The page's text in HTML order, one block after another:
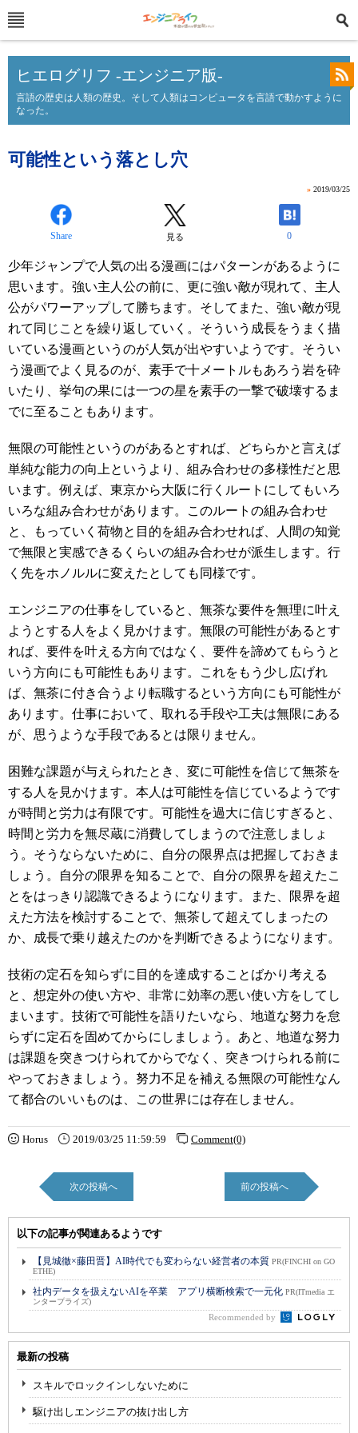
ヒエログリフ -エンジニア版-
言語の歴史は人類の歴史。そして人類はコンピュータを言語で動かすように
なった。
可能性という落とし穴
» 2019/03/25
Share 見る 0
少年ジャンプで人気の出る漫画にはパターンがあるように
思います。強い主人公の前に、更に強い敵が現れて、主人
公がパワーアップして勝ちます。そしてまた、強い敵が現
れて同じことを繰り返していく。そういう成長をうまく描
いている漫画というのが人気が出やすいようです。そうい
う漫画でよく見るのが、素手で十メートルもあろう岩を砕
いたり、挙句の果には一つの星を素手の一撃で破壊するま
でに至ることもあります。
無限の可能性というのがあるとすれば、どちらかと言えば
単純な能力の向上というより、組み合わせの多様性だと思
います。例えば、東京から大阪に行くルートにしてもいろ
いろな組み合わせがあります。このルートの組み合わせ
と、もっていく荷物と目的を組み合わせれば、人間の知覚
で無限と実感できるくらいの組み合わせが派生します。行
く先をホノルルに変えたとしても同様です。
エンジニアの仕事をしていると、無茶な要件を無理に叶え
ようとする人をよく見かけます。無限の可能性があるとす
れば、要件を叶える方向ではなく、要件を諦めてもらうと
いう方向にも可能性もあります。これをもう少し広げれ
ば、無茶に付き合うより転職するという方向にも可能性が
あります。仕事において、取れる手段や工夫は無限にある
が、思うような手段であるとは限りません。
困難な課題が与えられたとき、変に可能性を信じて無茶を
する人を見かけます。本人は可能性を信じているようです
が時間と労力は有限です。可能性を過大に信じすぎると、
時間と労力を無尽蔵に消費してしまうので注意しましょ
う。そうならないために、自分の限界点は把握しておきま
しょう。自分の限界を知ることで、自分の限界を超えたこ
とをはっきり認識できるようになります。また、限界を超
えた方法を検討することで、無茶して超えてしまったの
か、成長で乗り越えたのかを判断できるようになります。
技術の定石を知らずに目的を達成することばかり考える
と、想定外の使い方や、非常に効率の悪い使い方をしてし
まいます。技術で可能性を語りたいなら、地道な努力を怠
らずに定石を固めてからにしましょう。あと、地道な努力
は課題を突きつけられてからでなく、突きつけられる前に
やっておきましょう。努力不足を補える無限の可能性なん
て都合のいいものは、この世界には存在しません。
Horus 2019/03/25 11:59:59 Comment(0)
次の投稿へ 前の投稿へ
以下の記事が関連あるようです
【見城徹×藤田晋】AI時代でも変わらない経営者の本質 PR(FINCHI on GO
ETHE)
社内データを扱えないAIを卒業 アプリ横断検索で一元化 PR(ITmedia エ
ンタープライズ)
Recommended by
最新の投稿
スキルでロックインしないために
駆け出しエンジニアの抜け出し方